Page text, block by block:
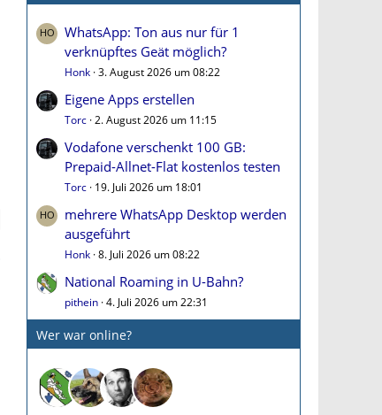
WhatsApp: Ton aus nur für 1
verknüpftes Geät möglich?
Honk 3. August 2026 um 08:22
Eigene Apps erstellen
Torc 2. August 2026 um 11:15
Vodafone verschenkt 100 GB:
Prepaid-Allnet-Flat kostenlos testen
Torc 19. Juli 2026 um 18:01
mehrere WhatsApp Desktop werden
ausgeführt
Honk 8. Juli 2026 um 08:22
National Roaming in U-Bahn?
pithein 4. Juli 2026 um 22:31
Wer war online?